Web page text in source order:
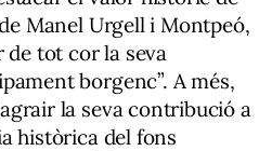
Manel Urgell i Montpeó,
de tot cor la seva
borgenc”. A més,
la seva contribució a
històrica del fons